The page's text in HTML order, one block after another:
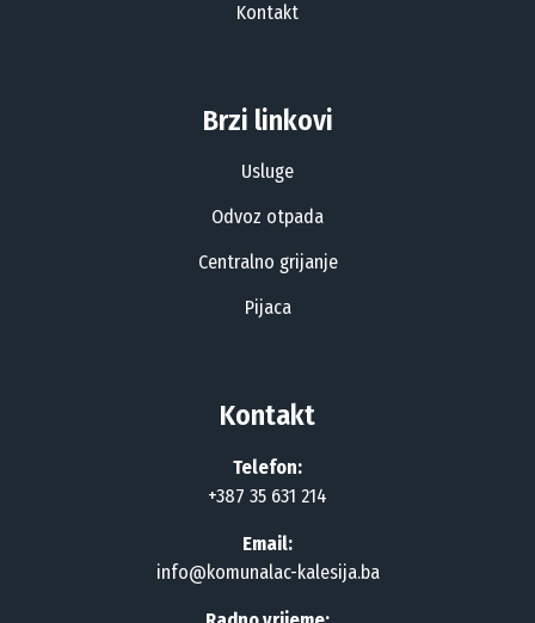
Kontakt
Brzi linkovi
Usluge
Odvoz otpada
Centralno grijanje
Pijaca
Kontakt
Telefon:
+387 35 631 214
Email:
info@komunalac-kalesija.ba